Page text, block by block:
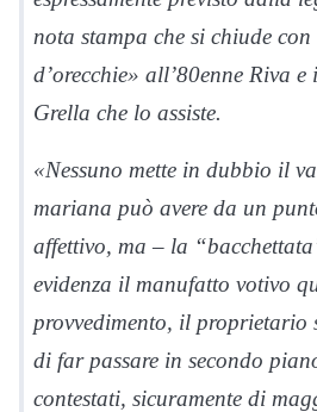
nota stampa che si chiude
d’orecchie» all’80enne Riva e
Grella che lo assiste.
«Nessuno mette in dubbio il
mariana può avere da un
affettivo, ma – la
evidenza il manufatto votivo
provvedimento, il proprietario
di far passare in secondo
contestati, sicuramente di